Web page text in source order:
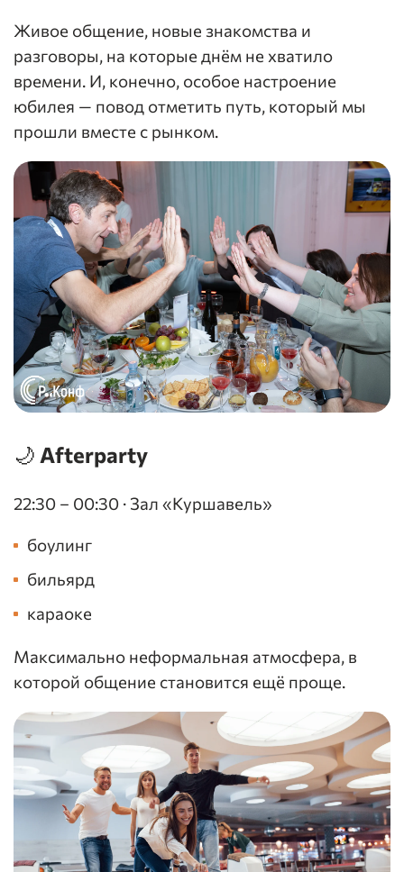
Живое общение, новые знакомства и
разговоры, на которые днём не хватило
времени. И, конечно, особое настроение
юбилея — повод отметить путь, который мы
прошли вместе с рынком.
🌙 Afterparty
22:30 – 00:30 · Зал «Куршавель»
боулинг
бильярд
караоке
Максимально неформальная атмосфера, в
которой общение становится ещё проще.